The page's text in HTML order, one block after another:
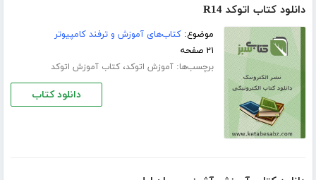
دانلود کتاب اتوکد R14
موضوع:کتاب‌های آموزش و ترفند کامپیوتر
۲۱ صفحه
برچسب‌ها:آموزش اتوکد،کتاب آموزش اتوکد
دانلود کتاب